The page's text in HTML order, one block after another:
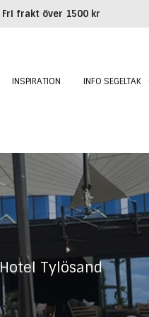
Fri frakt över 1500 kr
INSPIRATION INFO SEGELTAK
Hotel Tylösand